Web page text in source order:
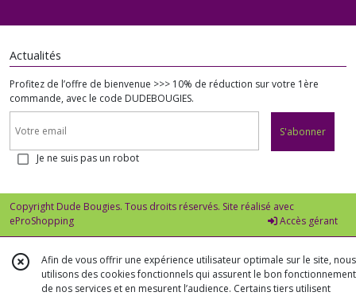
Actualités
Profitez de l’offre de bienvenue >>> 10% de réduction sur votre 1ère
commande, avec le code DUDEBOUGIES.
S'abonner
Je ne suis pas un robot
Copyright Dude Bougies. Tous droits réservés. Site réalisé avec
eProShopping
Accès gérant
Afin de vous offrir une expérience utilisateur optimale sur le site, nous
utilisons des cookies fonctionnels qui assurent le bon fonctionnement
de nos services et en mesurent l’audience. Certains tiers utilisent